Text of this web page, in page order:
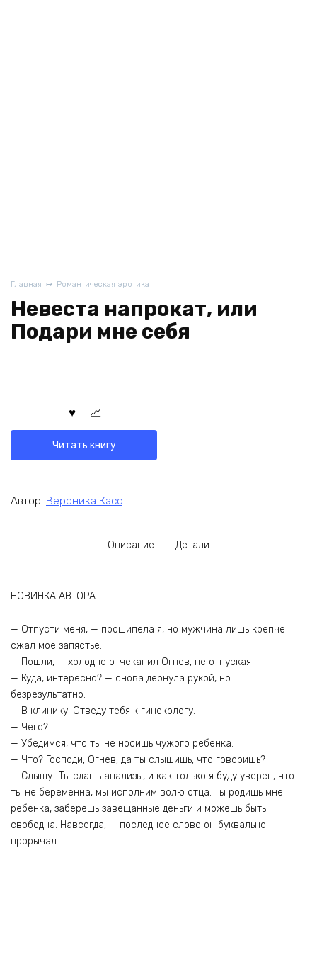
Главная Романтическая эротика
Невеста напрокат, или
Подари мне себя
Читать книгу
Автор: Вероника Касс
Описание Детали
НОВИНКА АВТОРА
— Отпусти меня, — прошипела я, но мужчина лишь крепче
сжал мое запястье.
— Пошли, — холодно отчеканил Огнев, не отпуская
— Куда, интересно? — снова дернула рукой, но
безрезультатно.
— В клинику. Отведу тебя к гинекологу.
— Чего?
— Убедимся, что ты не носишь чужого ребенка.
— Что? Господи, Огнев, да ты слышишь, что говоришь?
— Слышу…Ты сдашь анализы, и как только я буду уверен, что
ты не беременна, мы исполним волю отца. Ты родишь мне
ребенка, заберешь завещанные деньги и можешь быть
свободна. Навсегда, — последнее слово он буквально
прорычал.